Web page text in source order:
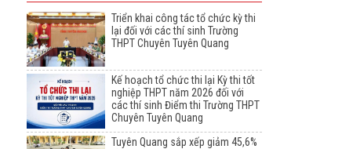
Triển khai công tác tổ chức kỳ thi
lại đối với các thí sinh Trường
THPT Chuyên Tuyên Quang
Kế hoạch tổ chức thi lại Kỳ thi tốt
nghiệp THPT năm 2026 đối với
các thí sinh Điểm thi Trường THPT
Chuyên Tuyên Quang
Tuyên Quang sắp xếp giảm 45,6%